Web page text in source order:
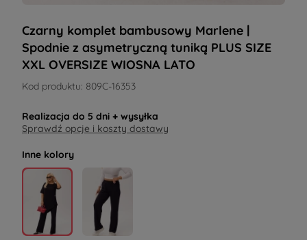
Czarny komplet bambusowy Marlene |
Spodnie z asymetryczną tuniką PLUS SIZE
XXL OVERSIZE WIOSNA LATO
Kod produktu: 809C-16353
Realizacja do 5 dni + wysyłka
Sprawdź opcje i koszty dostawy
Inne kolory